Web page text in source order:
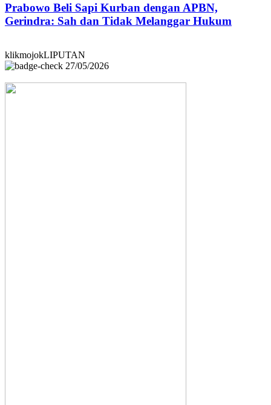
Prabowo Beli Sapi Kurban dengan APBN,
Gerindra: Sah dan Tidak Melanggar Hukum
klikmojokLIPUTAN
27/05/2026